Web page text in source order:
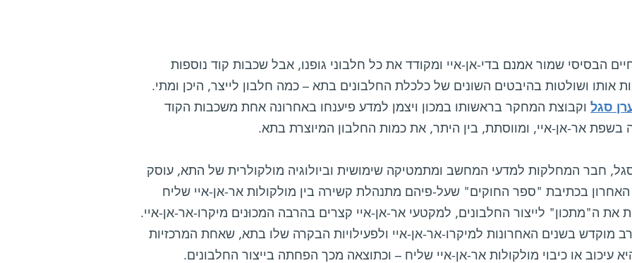
הבסיסי שמור אמנם בדי-אן-איי ומקודד את כל חלבוני גופנו, אבל שכבות קוד נוספות
אותו ושולטות בהיבטים השונים של כלכלת החלבונים בתא – כמה חלבון לייצר, היכן ומתי.
סגלוקבוצת המחקר בראשותו במכון ויצמן למדע פיענחו באחרונה אחת משכבות הקוד
בשפת אר-אן-איי, ומווסתת, בין היתר, את כמות החלבון המיוצרת בתא.
חבר המחלקות למדעי המחשב ומתמטיקה שימושית וביולוגיה מולקולרית של התא, עוסק
בכתיבת "ספר החוקים" שעל-פיהם מתנהלת קשירה בין מולקולות אר-אן-איי שליח
את ה"מתכון" לייצור החלבונים, למקטעי אר-אן-איי קצרים בהרבה המכוּנים מיקרו-אר-אן-איי.
מוקדש בשנים האחרונות למיקרו-אר-אן-איי ולפעילויות הבקרה שלו בתא, שאחת המרכזיות
עיכוב או כיבוי מולקולות אר-אן-איי שליח – וכתוצאה מכך הפחתה בייצור החלבונים.